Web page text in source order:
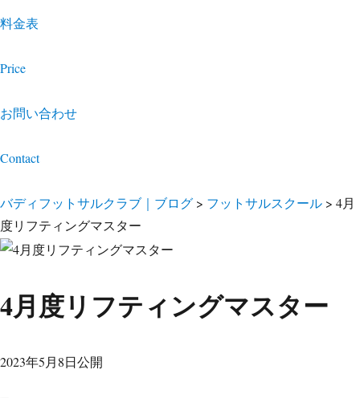
料金表
Price
お問い合わせ
Contact
バディフットサルクラブ｜ブログ > フットサルスクール > 4月
度リフティングマスター
4月度リフティングマスター
2023年5月8日公開